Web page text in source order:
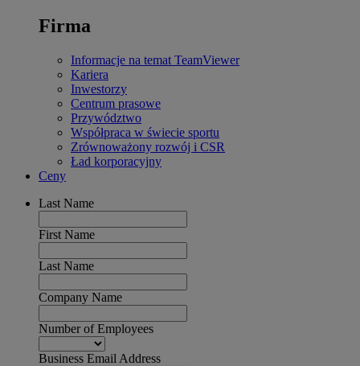
Firma
Informacje na temat TeamViewer
Kariera
Inwestorzy
Centrum prasowe
Przywództwo
Współpraca w świecie sportu
Zrównoważony rozwój i CSR
Ład korporacyjny
Ceny
Last Name
First Name
Last Name
Company Name
Number of Employees
Business Email Address